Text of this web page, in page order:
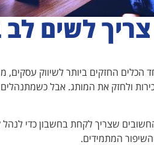
לשים לב
הכלים החזקים ביותר לשיווק עסקים,
ולחזק את המותג. אבל
שצריך לקחת בחשבון כדי לנהל
המתמידים.